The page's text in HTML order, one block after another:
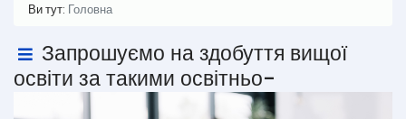
Ви тут: Головна
Запрошуємо на здобуття вищої
освіти за такими освітньо-
професійними програмами